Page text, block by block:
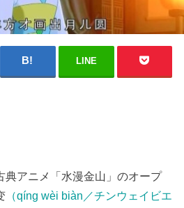
LINE
典アニメ「水漫金山」のオープ
（qíng wèi biàn／チンウェイビエ